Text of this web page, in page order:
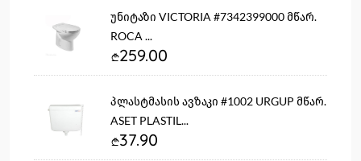
უნიტაზი VICTORIA #7342399000 მწარ.
ROCA ...
259.00
პლასტმასის ავზაკი #1002 URGUP მწარ.
ASET PLASTIL...
37.90